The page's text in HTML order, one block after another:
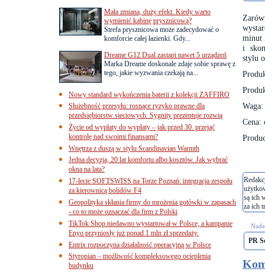
minut
i
stylu
Cena:
są ich
za ich
PR
Mała zmiana, duży efekt. Kiedy warto
wymienić kabinę prysznicową?
Strefa prysznicowa może zadecydować o
komforcie całej łazienki. Gdy...
Dreame G12 Dual zastąpi nawet 5 urządzeń
Marka Dreame doskonale zdaje sobie sprawę z
tego, jakie wyzwania czekają na...
Nowy standard wykończenia baterii z kolekcji ZAFFIRO
Służebność przesyłu: rosnące ryzyko prawne dla
przedsiębiorstw sieciowych. Sygnity prezentuje rozwią
Życie od wypłaty do wypłaty – jak przed 30. przejąć
kontrolę nad swoimi finansami?
Wnętrza z duszą w stylu Scandinavian Warmth
Jedna decyzja, 20 lat komfortu albo kosztów. Jak wybrać
okna na lata?
17-lecie SOFTSWISS na Torze Poznań: integracja zespołu
za kierownicą bolidów F4
Geopolityka skłania firmy do mrożenia gotówki w zapasach
- co to może oznaczać dla firm z Polski
TikTok Shop niedawno wystartował w Polsce, a kampanie
Enyo przyniosły już ponad 1 mln zł sprzedaży.
Entrix rozpoczyna działalność operacyjną w Polsce
Styropian – możliwość kompleksowego ocieplenia
budynku